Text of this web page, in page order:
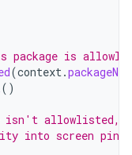
is
(context.
()
isn't allowlisted,
into screen